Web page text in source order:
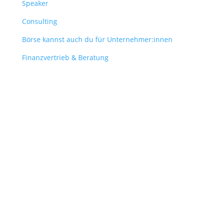
Speaker
Consulting
Börse kannst auch du für Unternehmer:innen
Finanzvertrieb & Beratung